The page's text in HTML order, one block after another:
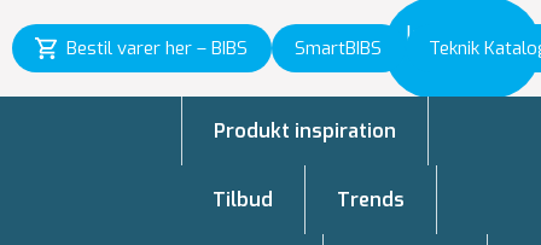
Bestil varer her – BIBS SmartBIBS Teknik
Inspiration
til vækst
Produkt inspiration
Tilbud Trends